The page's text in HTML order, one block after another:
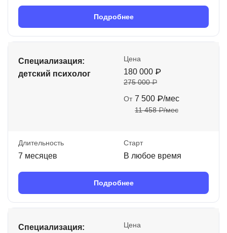
Подробнее
Специализация:
детский психолог
Цена
180 000 ₽
275 000 ₽
От 7 500 ₽/мес
11 458 ₽/мес
Длительность
7 месяцев
Старт
В любое время
Подробнее
Специализация:
Цена